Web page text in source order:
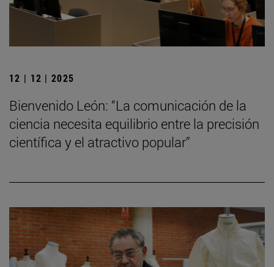
12 | 12 | 2025
Bienvenido León: “La comunicación de la
ciencia necesita equilibrio entre la precisión
científica y el atractivo popular”